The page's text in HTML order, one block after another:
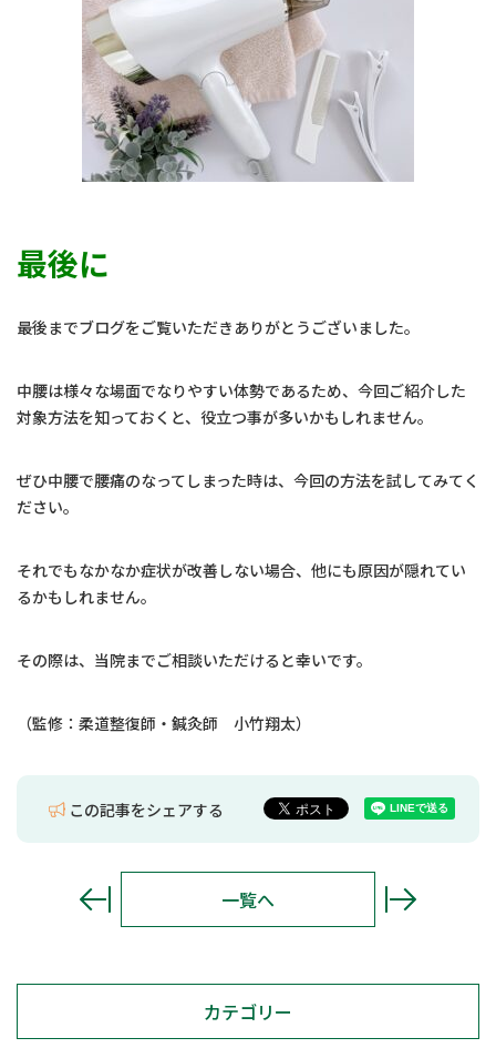
最後に
最後までブログをご覧いただきありがとうございました。
中腰は様々な場面でなりやすい体勢であるため、今回ご紹介した
対象方法を知っておくと、役立つ事が多いかもしれません。
ぜひ中腰で腰痛のなってしまった時は、今回の方法を試してみてく
ださい。
それでもなかなか症状が改善しない場合、他にも原因が隠れてい
るかもしれません。
その際は、当院までご相談いただけると幸いです。
（監修：柔道整復師・鍼灸師 小竹翔太）
この記事をシェアする
一覧へ
カテゴリー